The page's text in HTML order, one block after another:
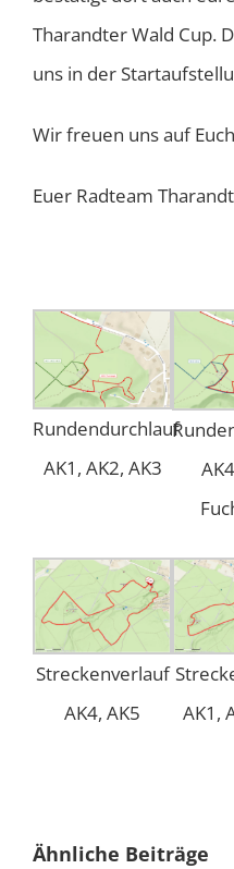
Tharandter Wald Cup.
uns in der
Wir freuen uns auf
Euer Radteam
Rundendurchlauf
AK1, AK2, AK3
Streckenverlauf
AK4, AK5
AK1,
Ähnliche Beiträge